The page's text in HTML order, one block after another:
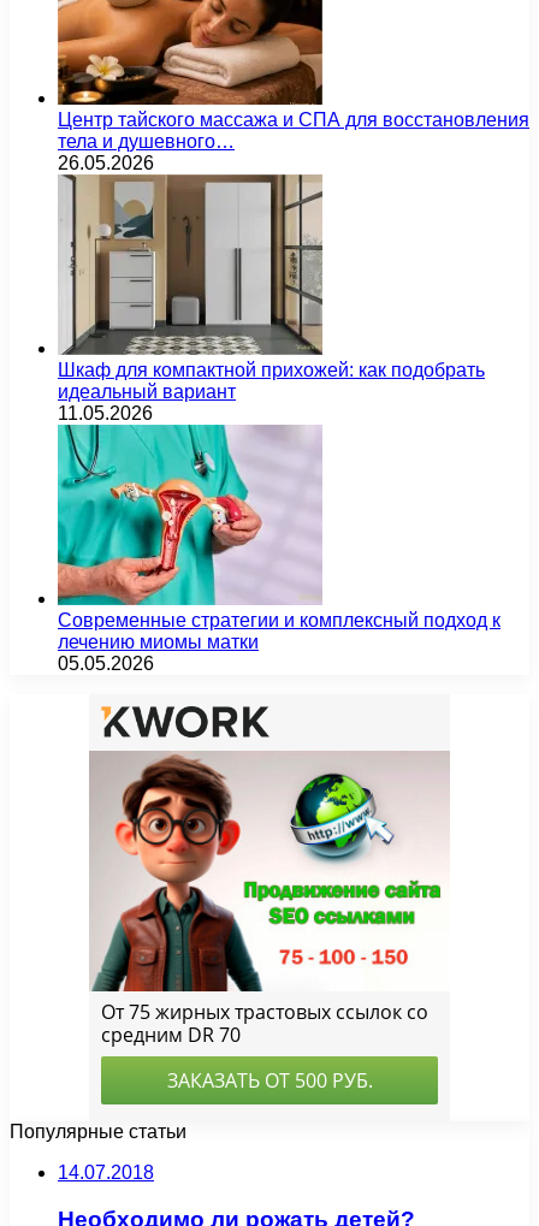
Центр тайского массажа и СПА для восстановления
тела и душевного…
26.05.2026
Шкаф для компактной прихожей: как подобрать
идеальный вариант
11.05.2026
Современные стратегии и комплексный подход к
лечению миомы матки
05.05.2026
Популярные статьи
14.07.2018
Необходимо ли рожать детей?